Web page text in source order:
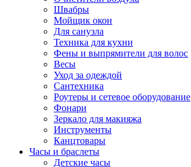
Швабры
Мойщик окон
Для санузла
Техника для кухни
Фены и выпрямители для волос
Весы
Уход за одеждой
Сантехника
Роутеры и сетевое оборудование
Фонари
Зеркало для макияжа
Инструменты
Канцтовары
Часы и браслеты
Детские часы